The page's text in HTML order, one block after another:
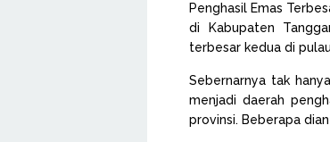
Penghasil Emas
di Kabupaten
terbesar kedua di
Sebernarnya tak
menjadi daerah
provinsi. Beberapa